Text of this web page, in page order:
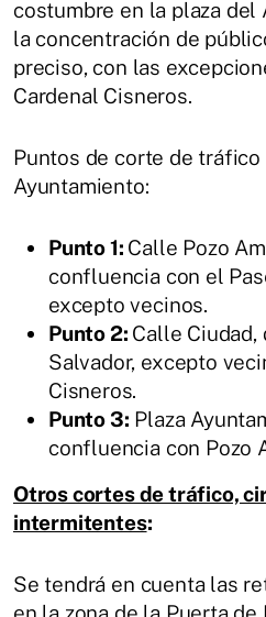
costumbre en la plaza del
la concentración de
preciso, con las
Cardenal Cisneros.
Puntos de corte de tráfico
Ayuntamiento:
Punto 1: Calle Pozo
confluencia con el
excepto vecinos.
Punto 2: Calle Ciudad,
Salvador, excepto
Cisneros.
Punto 3: Plaza
confluencia con Pozo
Otros cortes de tráfico,
intermitentes:
Se tendrá en cuenta las